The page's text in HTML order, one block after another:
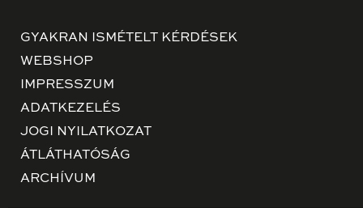
GYAKRAN ISMÉTELT KÉRDÉSEK
WEBSHOP
IMPRESSZUM
ADATKEZELÉS
JOGI NYILATKOZAT
ÁTLÁTHATÓSÁG
ARCHÍVUM